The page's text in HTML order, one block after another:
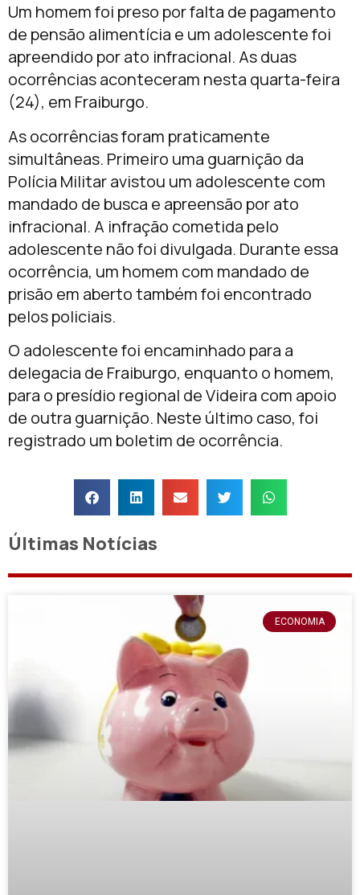
Um homem foi preso por falta de pagamento
de pensão alimentícia e um adolescente foi
apreendido por ato infracional. As duas
ocorrências aconteceram nesta quarta-feira
(24), em Fraiburgo.
As ocorrências foram praticamente
simultâneas. Primeiro uma guarnição da
Polícia Militar avistou um adolescente com
mandado de busca e apreensão por ato
infracional. A infração cometida pelo
adolescente não foi divulgada. Durante essa
ocorrência, um homem com mandado de
prisão em aberto também foi encontrado
pelos policiais.
O adolescente foi encaminhado para a
delegacia de Fraiburgo, enquanto o homem,
para o presídio regional de Videira com apoio
de outra guarnição. Neste último caso, foi
registrado um boletim de ocorrência.
Últimas Notícias
ECONOMIA